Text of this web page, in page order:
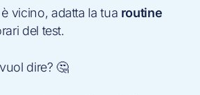
vicino, adatta la tua routine
del test.
dire? 🤔